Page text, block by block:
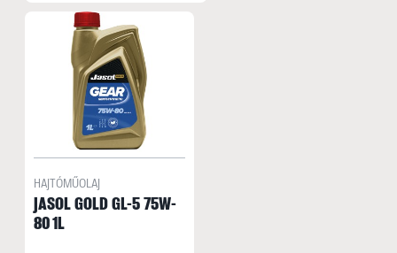
HAJTÓMŰOLAJ
JASOL GOLD GL-5 75W-
80 1L